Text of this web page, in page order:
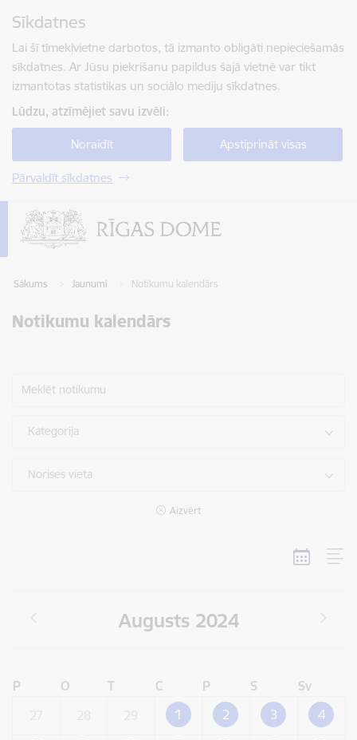
Sīkdatnes
Lai šī tīmekļvietne darbotos, tā izmanto obligāti nepieciešamās
sīkdatnes. Ar Jūsu piekrišanu papildus šajā vietnē var tikt
izmantotas statistikas un sociālo mediju sīkdatnes.
Lūdzu, atzīmējiet savu izvēli:
Noraidīt Apstiprināt visas
Pārvaldīt sīkdatnes
Sākums Jaunumi Notikumu kalendārs
Notikumu kalendārs
Meklēt notikumu
Kategorija
Norises vieta
Aizvērt
Augusts 2024
P O T C P S
Sv
1 2 3 4